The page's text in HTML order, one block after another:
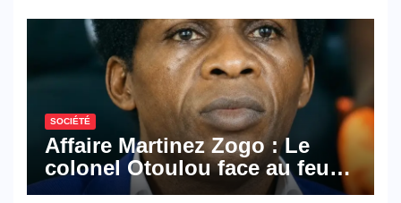
SOCIÉTÉ
Affaire Martinez Zogo : Le
colonel Otoulou face au feu
croisé des avocats de la